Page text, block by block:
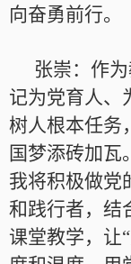
向奋勇前行。
张崇：作
记为党育人、
树人根本任务
国梦添砖加瓦
我将积极做党
和践行者，结
课堂教学，让